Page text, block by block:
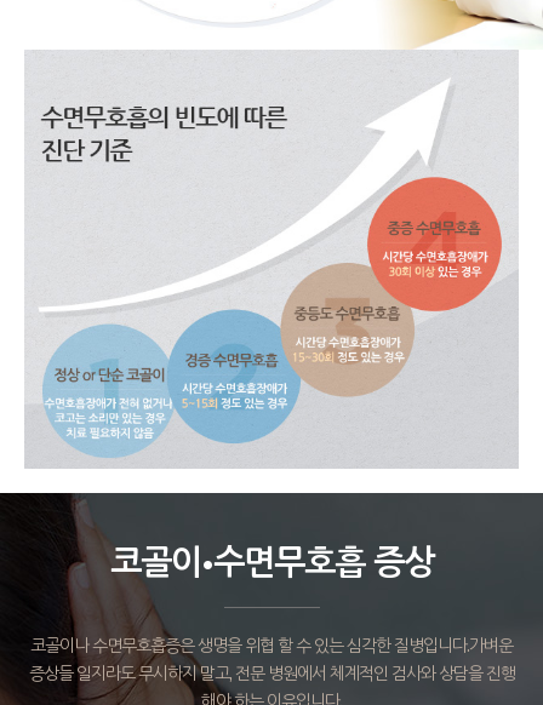
코골이•수면무호흡 증상
코골이나 수면무호흡증은 생명을 위협 할 수 있는 심각한 질병입니다.가벼운
증상들 일지라도 무시하지 말고, 전문 병원에서 체계적인 검사와 상담을 진행